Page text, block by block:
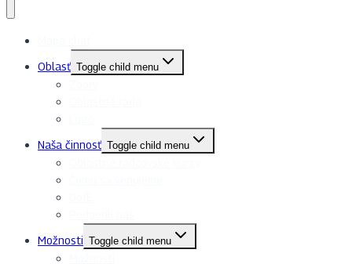
Oblasť Toggle child menu
Naša činnosť Toggle child menu
Možnosti Toggle child menu